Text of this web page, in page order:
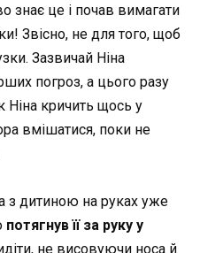
знає це і почав вимагати
Звісно, не для того, щоб
Зазвичай Ніна
погроз, а цього разу
Ніна кричить щось у
вмішатися, поки не
з дитиною на руках уже
потягнув її за руку у
не висовуючи носа й